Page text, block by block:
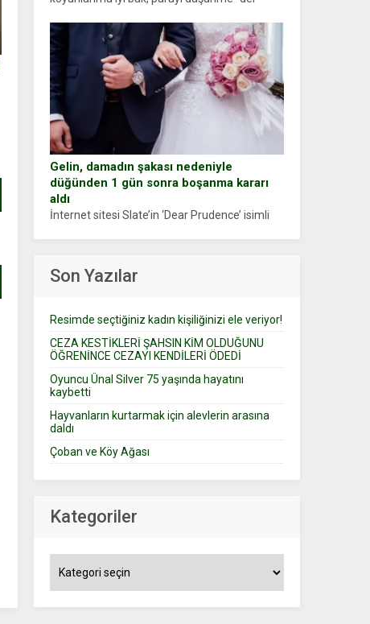
Gelin, damadın şakası nedeniyle
düğünden 1 gün sonra boşanma kararı
aldı
İnternet sitesi Slate’in ‘Dear Prudence’ isimli
Son Yazılar
Resimde seçtiğiniz kadın kişiliğinizi ele veriyor!
CEZA KESTİKLERİ ŞAHSIN KİM OLDUĞUNU
ÖĞRENİNCE CEZAYI KENDİLERİ ÖDEDİ
Oyuncu Ünal Silver 75 yaşında hayatını
kaybetti
Hayvanların kurtarmak için alevlerin arasına
daldı
Çoban ve Köy Ağası
Kategoriler